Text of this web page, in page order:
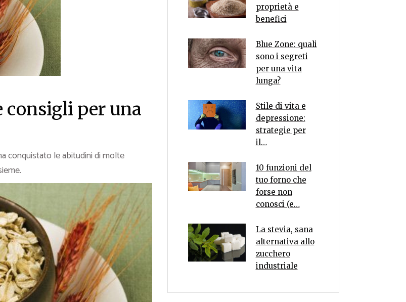
consigli per una
conquistato le abitudini di molte
proprietà e
benefici
Blue Zone: quali
sono i segreti
per una vita
lunga?
Stile di vita e
depressione:
strategie per
il…
10 funzioni del
tuo forno che
forse non
conosci (e…
La stevia, sana
alternativa allo
zucchero
industriale